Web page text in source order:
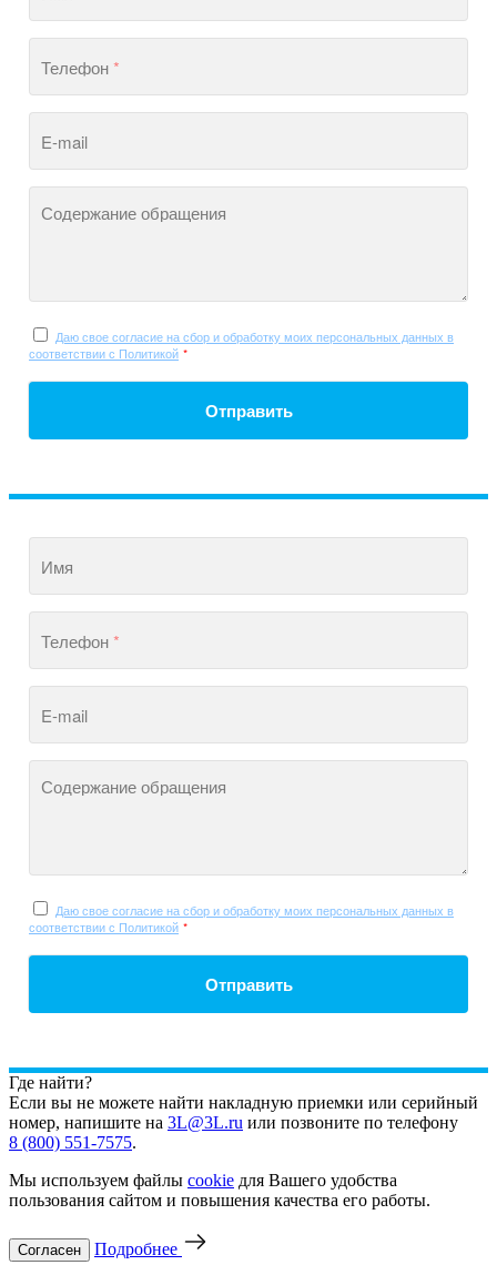
Телефон*
E-mail
Содержание обращения
Даю свое согласие на сбор и обработку моих персональных данных в
соответствии с Политикой *
Отправить
Имя
Телефон*
E-mail
Содержание обращения
Даю свое согласие на сбор и обработку моих персональных данных в
соответствии с Политикой *
Отправить
Где найти?
Если вы не можете найти накладную приемки или серийный
номер, напишите на 3L@3L.ru или позвоните по телефону
8 (800) 551-7575.
Мы используем файлы cookie для Вашего удобства
пользования сайтом и повышения качества его работы.
Согласен
Подробнее